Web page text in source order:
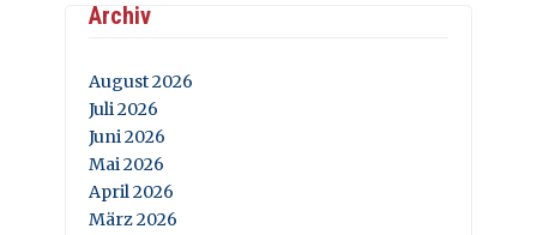
Archiv
August 2026
Juli 2026
Juni 2026
Mai 2026
April 2026
März 2026